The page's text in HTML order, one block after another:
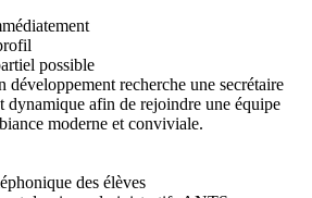
possible
développement recherche une secrétaire
dynamique afin de rejoindre une équipe
moderne et conviviale.
des élèves